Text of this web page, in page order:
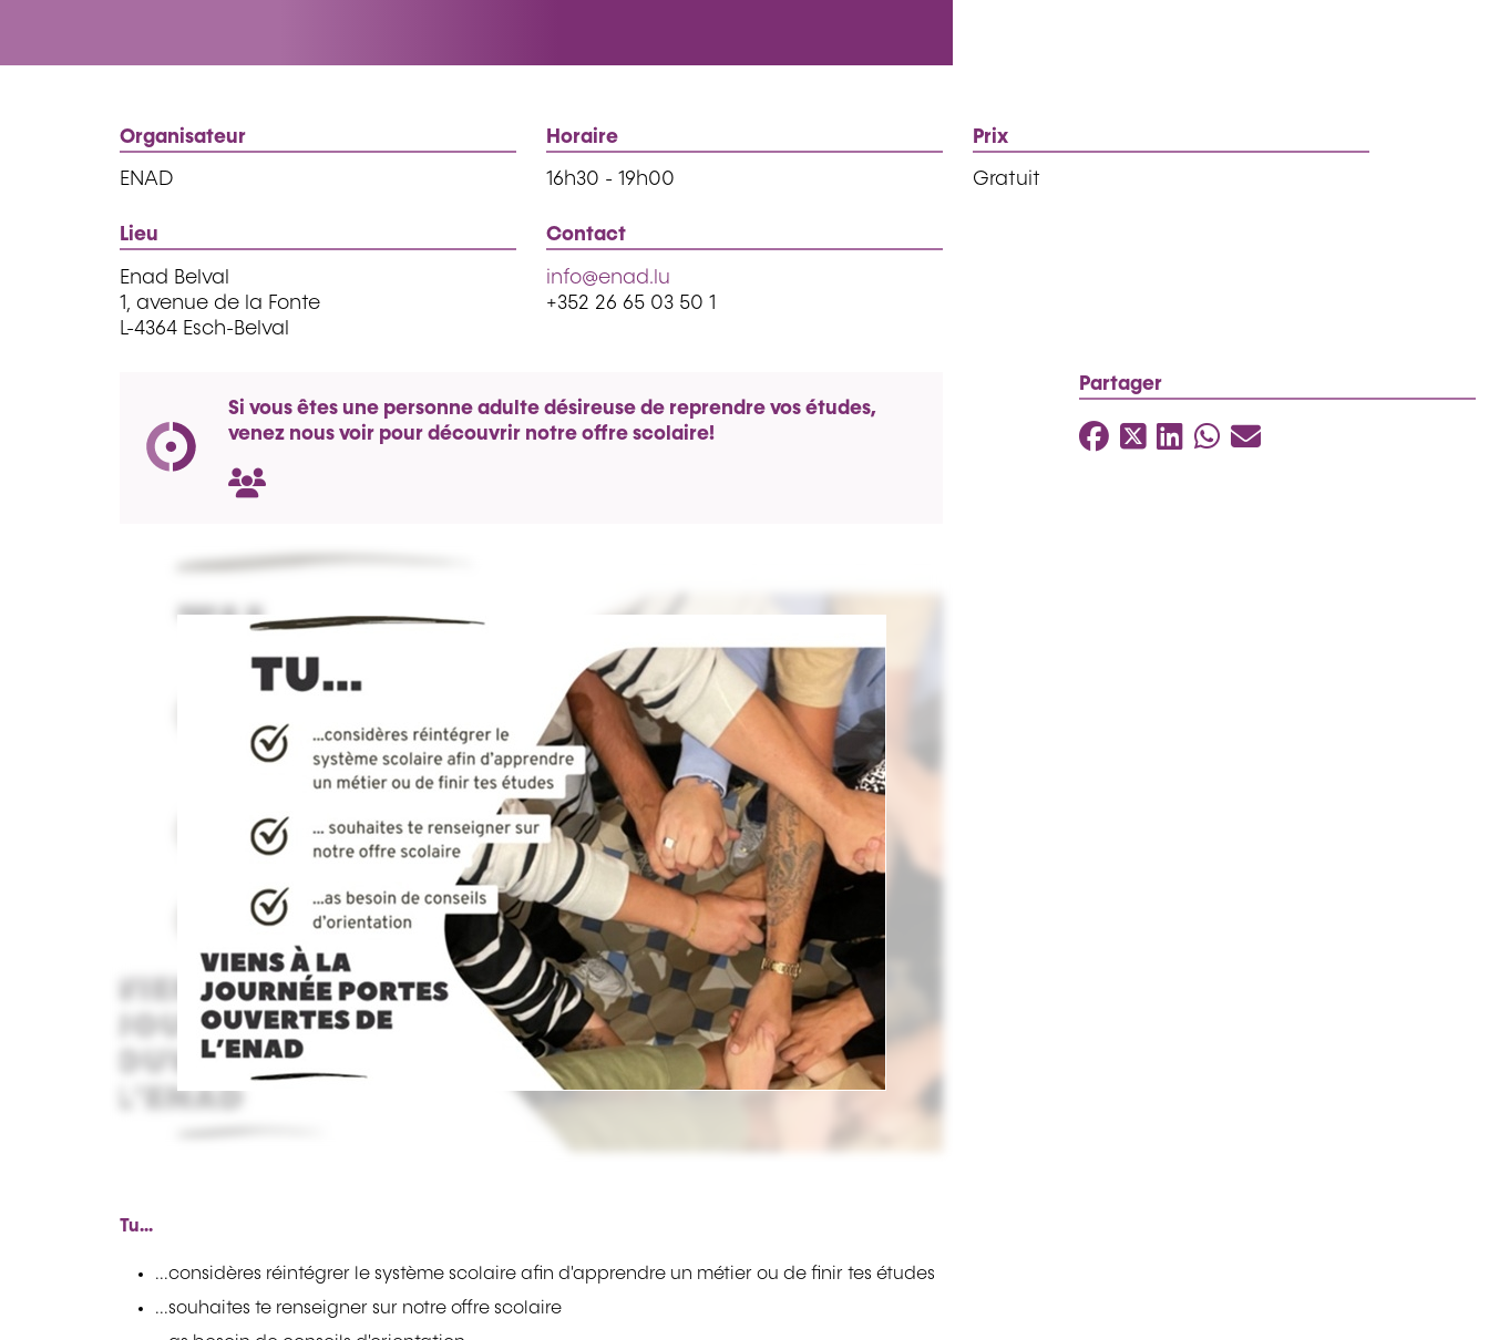
Organisateur
ENAD
Lieu
Enad Belval
1, avenue de la Fonte
L-4364 Esch-Belval
Horaire
16h30 - 19h00
Contact
info@enad.lu
+352 26 65 03 50 1
Prix
Gratuit
Si vous êtes une personne adulte désireuse de reprendre vos études,
venez nous voir pour découvrir notre offre scolaire!
Tu...
...considères réintégrer le système scolaire afin d'apprendre un métier ou de finir tes études
...souhaites te renseigner sur notre offre scolaire
Partager
Facebook
Twitter
LinkedIn
WhatsApp
Mail